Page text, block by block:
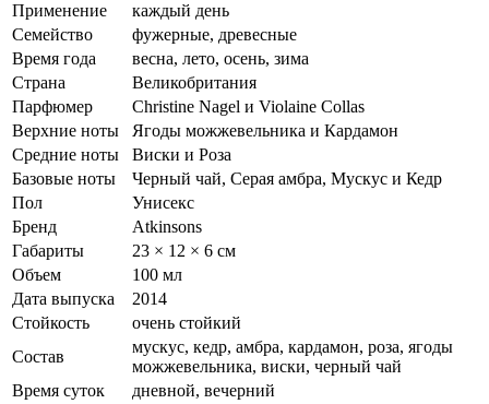
Применение
каждый день
Семейство
фужерные, древесные
Время года
весна, лето, осень, зима
Страна
Великобритания
Парфюмер
Christine Nagel и Violaine Collas
Верхние ноты
Ягоды можжевельника и Кардамон
Средние ноты
Виски и Роза
Базовые ноты
Черный чай, Серая амбра, Мускус и Кедр
Пол
Унисекс
Бренд
Atkinsons
Габариты
23 × 12 × 6 см
Объем
100 мл
Дата выпуска
2014
Стойкость
очень стойкий
Состав
мускус, кедр, амбра, кардамон, роза, ягоды
можжевельника, виски, черный чай
Время суток
дневной, вечерний